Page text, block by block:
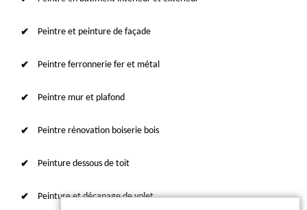
Peintre et peinture de façade
Peintre ferronnerie fer et métal
Peintre mur et plafond
Peintre rénovation boiserie bois
Peinture dessous de toit
Peinture et décapage de volet